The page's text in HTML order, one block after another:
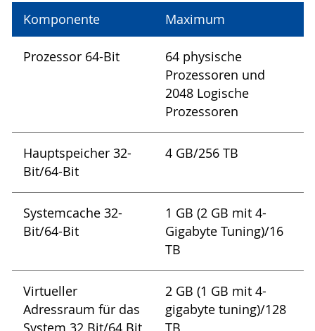
Komponente Maximum
Prozessor 64-Bit
64 physische
Prozessoren und
2048 Logische
Prozessoren
Hauptspeicher 32-
Bit/64-Bit
4 GB/256 TB
Systemcache 32-
Bit/64-Bit
1 GB (2 GB mit 4-
Gigabyte Tuning)/16
TB
Virtueller
Adressraum für das
2 GB (1 GB mit 4-
gigabyte tuning)/128